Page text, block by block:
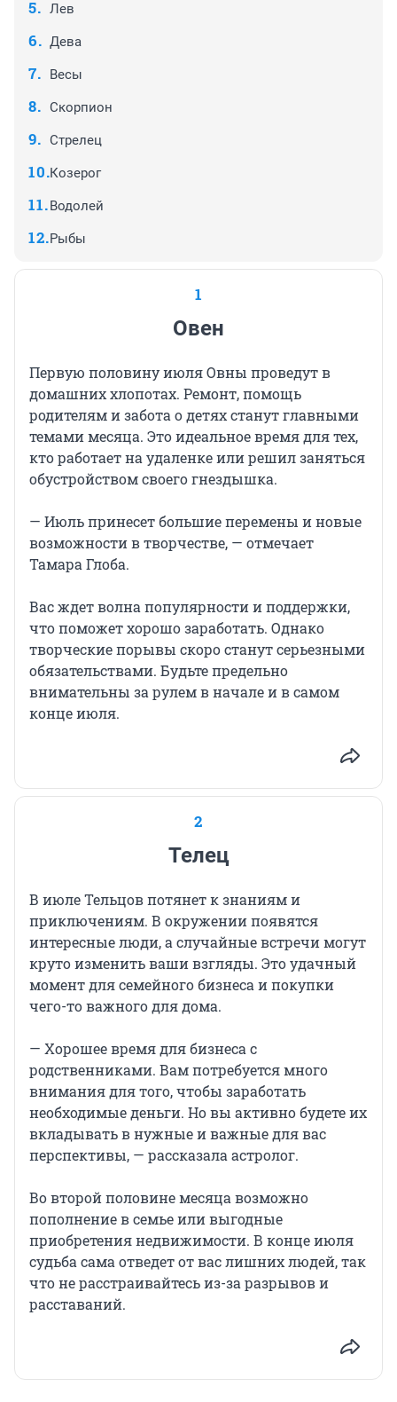
Лев
Дева
Весы
Скорпион
Стрелец
Козерог
Водолей
Рыбы
1
Овен
Первую половину июля Овны проведут в
домашних хлопотах. Ремонт, помощь
родителям и забота о детях станут главными
темами месяца. Это идеальное время для тех,
кто работает на удаленке или решил заняться
обустройством своего гнездышка.
— Июль принесет большие перемены и новые
возможности в творчестве, — отмечает
Тамара Глоба.
Вас ждет волна популярности и поддержки,
что поможет хорошо заработать. Однако
творческие порывы скоро станут серьезными
обязательствами. Будьте предельно
внимательны за рулем в начале и в самом
конце июля.
2
Телец
В июле Тельцов потянет к знаниям и
приключениям. В окружении появятся
интересные люди, а случайные встречи могут
круто изменить ваши взгляды. Это удачный
момент для семейного бизнеса и покупки
чего-то важного для дома.
— Хорошее время для бизнеса с
родственниками. Вам потребуется много
внимания для того, чтобы заработать
необходимые деньги. Но вы активно будете их
вкладывать в нужные и важные для вас
перспективы, — рассказала астролог.
Во второй половине месяца возможно
пополнение в семье или выгодные
приобретения недвижимости. В конце июля
судьба сама отведет от вас лишних людей, так
что не расстраивайтесь из-за разрывов и
расставаний.